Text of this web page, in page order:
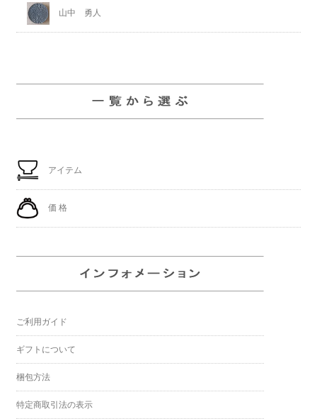
山中 勇人
アイテム
価 格
ご利用ガイド
ギフトについて
梱包方法
特定商取引法の表示